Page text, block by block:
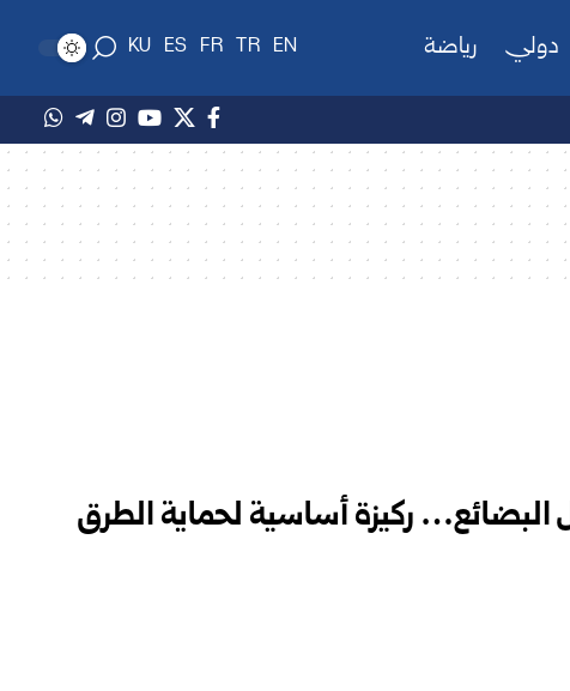
دولي رياضة EN
TR
FR
ES
KU
ركيزة أساسية لحماية الطرق